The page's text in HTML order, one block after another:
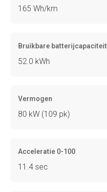
165 Wh/km
Bruikbare batterijcapaciteit
52.0 kWh
Vermogen
80 kW (109 pk)
Acceleratie 0-100
11.4 sec